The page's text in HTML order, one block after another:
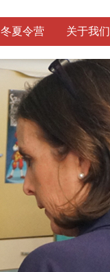
冬夏令营 关于我们